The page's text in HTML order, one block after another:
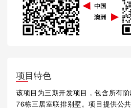
项目特色
该项目为三期开发项目，包含所有
76栋三居室联排别墅。项目提供公